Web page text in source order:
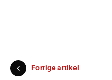
Forrige artikel